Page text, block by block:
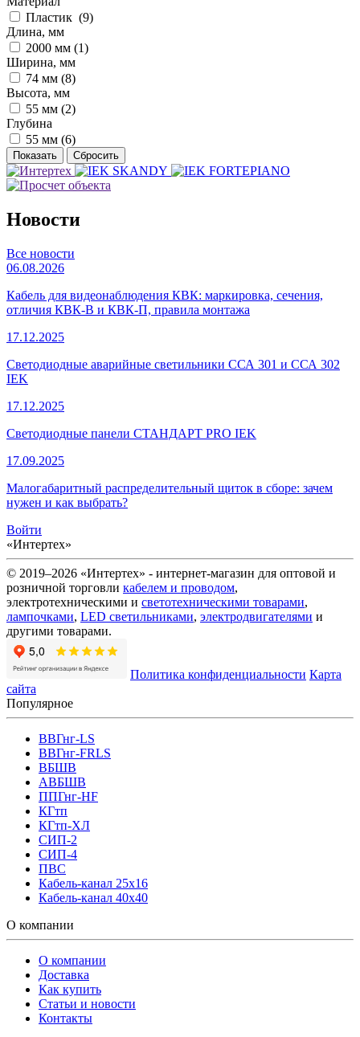
Пластик (9)
Длина, мм
2000 мм (1)
Ширина, мм
74 мм (8)
Высота, мм
55 мм (2)
Глубина
55 мм (6)
Новости
Все новости
06.08.2026
Кабель для видеонаблюдения КВК: маркировка, сечения,
отличия КВК-В и КВК-П, правила монтажа
17.12.2025
Светодиодные аварийные светильники ССА 301 и ССА 302
IEK
17.12.2025
Светодиодные панели СТАНДАРТ PRO IEK
17.09.2025
Малогабаритный распределительный щиток в сборе: зачем
нужен и как выбрать?
Войти
«Интертех»
© 2019–2026 «Интертех» - интернет-магазин для оптовой и
розничной торговли кабелем и проводом,
электротехническими и светотехническими товарами,
лампочками, LED светильниками, электродвигателями и
другими товарами.
Политика конфиденциальности Карта
сайта
Популярное
ВВГнг-LS
ВВГнг-FRLS
ВБШВ
АВБШВ
ППГнг-HF
КГтп
КГтп-ХЛ
СИП-2
СИП-4
ПВС
Кабель-канал 25х16
Кабель-канал 40х40
О компании
О компании
Доставка
Как купить
Статьи и новости
Контакты